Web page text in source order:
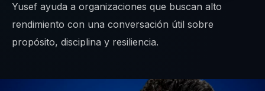
Yusef ayuda a organizaciones que buscan alto
rendimiento con una conversación útil sobre
propósito, disciplina y resiliencia.